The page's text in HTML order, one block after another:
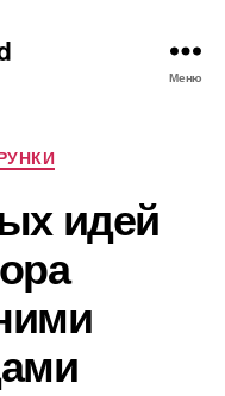
Меню
идей